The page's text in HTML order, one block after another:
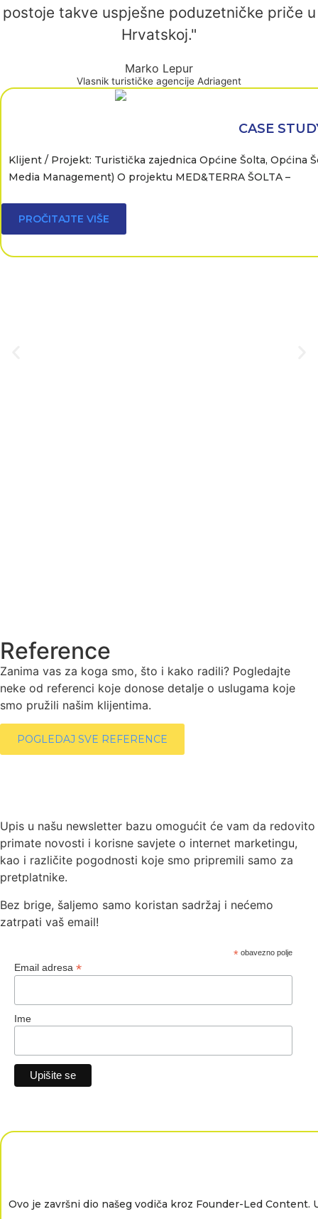
postoje takve uspješne poduzetničke priče u
Hrvatskoj."
Marko Lepur
Vlasnik turističke agencije Adriagent
CASE
Klijent / Projekt: Turistička zajednica Općine Šolta, Općina
Media Management) O projektu MED&TERRA ŠOLTA –
PROČITAJTE VIŠE
Reference
Zanima vas za koga smo, što i kako radili? Pogledajte
neke od referenci koje donose detalje o uslugama koje
smo pružili našim klijentima.
POGLEDAJ SVE REFERENCE
Upis u našu newsletter bazu omogućit će vam da redovito
primate novosti i korisne savjete o internet marketingu,
kao i različite pogodnosti koje smo pripremili samo za
pretplatnike.
Bez brige, šaljemo samo koristan sadržaj i nećemo
zatrpati vaš email!
*obavezno polje
Email adresa *
Ime
Ovo je završni dio našeg vodiča kroz Founder-Led